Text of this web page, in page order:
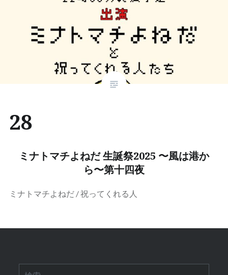
28
ミナトマチよねだ 生誕祭2025 〜風は港か
ら〜第十四夜
ミナトマチよねだ / 祝ってくれる人